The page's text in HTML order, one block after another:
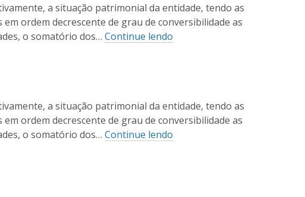
a situação patrimonial da entidade, tendo as
ordem decrescente de grau de conversibilidade as
o somatório dos… Continue lendo
a situação patrimonial da entidade, tendo as
ordem decrescente de grau de conversibilidade as
o somatório dos… Continue lendo